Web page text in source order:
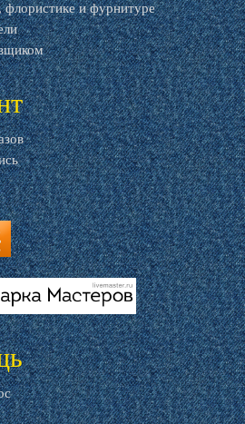
флористике и фурнитуре